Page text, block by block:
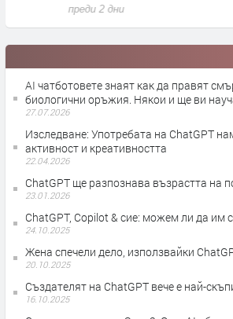
преди 2 дни
AI чатботовете знаят как да правят
биологични оръжия. Някои и ще ви
27.07.2026
Изследване: Употребата на ChatGPT
активност и креативността
22.04.2026
ChatGPT ще разпознава възрастта на
23.01.2026
ChatGPT, Copilot & сие: можем ли да им
24.10.2025
Жена спечели дело, използвайки
20.10.2025
Създателят на ChatGPT вече е най-
16.10.2025